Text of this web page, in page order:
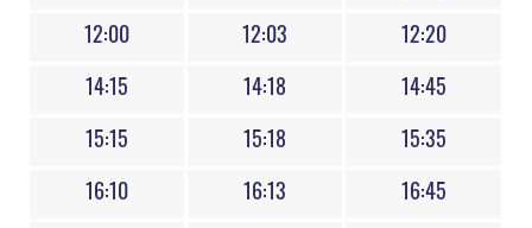
12:00 12:03 12:20
14:15 14:18 14:45
15:15 15:18 15:35
16:10 16:13 16:45